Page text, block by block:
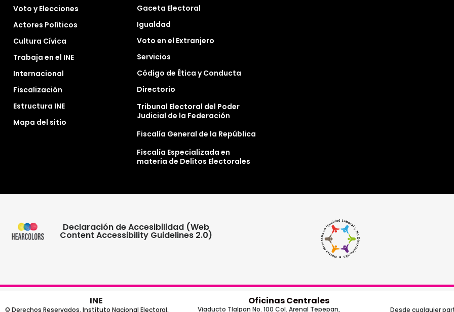
Voto y Elecciones
Actores Políticos
Cultura Cívica
Trabaja en el INE
Internacional
Fiscalización
Estructura INE
Mapa del sitio
Gaceta Electoral
Igualdad
Voto en el Extranjero
Servicios
Código de Ética y Conducta
Directorio
Tribunal Electoral del Poder
Judicial de la Federación
Fiscalía General de la República
Fiscalía Especializada en
materia de Delitos Electorales
Declaración de Accesibilidad (Web
Content Accessibility Guidelines 2.0)
INE
© Derechos Reservados, Instituto Nacional Electoral,
Oficinas Centrales
Viaducto Tlalpan No. 100 Col. Arenal Tepepan, Desde cualquier